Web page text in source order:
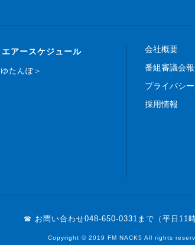
エアースケジュール
たんぽ＞
会社概要
番組審議会
プライバシ
採用情報
☎ お問い合わせ048-650-0331まで（平日11時
Copyright © 2019 FM NACK5 All rights